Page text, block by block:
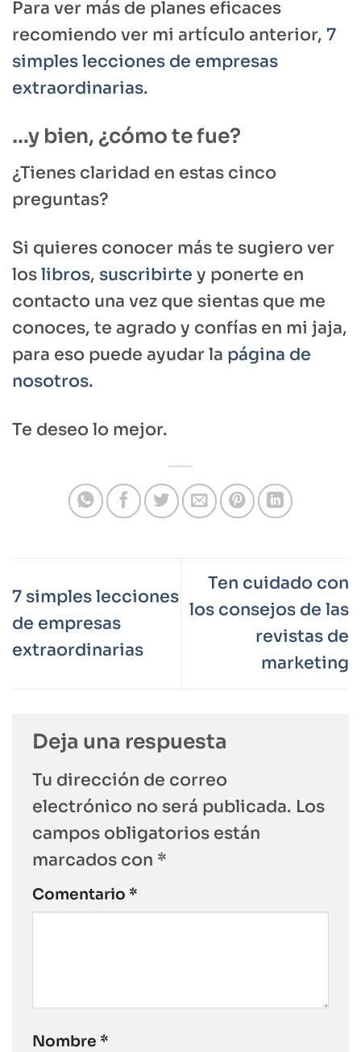
Para ver más de planes eficaces
recomiendo ver mi artículo anterior, 7
simples lecciones de empresas
extraordinarias.
…y bien, ¿cómo te fue?
¿Tienes claridad en estas cinco
preguntas?
Si quieres conocer más te sugiero ver
loslibros, suscribirte y ponerte en
contacto una vez que sientas que me
conoces, te agrado y confías en mi jaja,
para eso puede ayudar la página de
nosotros.
Te deseo lo mejor.
7 simples lecciones
de empresas
extraordinarias
Ten cuidado con
los consejos de las
revistas de
marketing
Deja una respuesta
Tu dirección de correo
electrónico no será publicada. Los
campos obligatorios están
marcados con *
Comentario *
Nombre *